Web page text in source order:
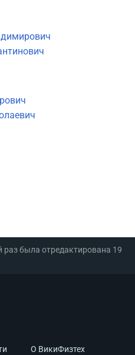
раз была отредактирована 19
О ВикиФизтех